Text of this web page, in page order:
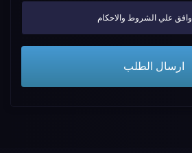
اوافق علي الشروط والاحكام